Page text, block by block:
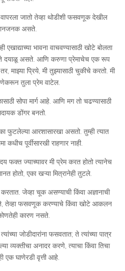
वापरला जातो तेव्हा थोडीशी फसवणूक देखील
असते.
भावना वाचवण्यासाठी खोटे बोलता
दयाळू असते. आणि करुणा प्रेमाचेच एक रूप
माझ्या प्रिये, मी तुझ्यासाठी चुकीचे करतो. मी
तुला प्रेम वाटेल.
सोपा मार्ग आहे. आणि मग तो चढण्यासाठी
डोंगर बनतो.
फुटलेल्या आरशासारखा असतो. तुम्ही त्यात
कधीच पूर्वीसारखी राहणार नाही.
फक्त ज्याच्यावर मी प्रेम करत होतो त्यानेच
होतो, एका खऱ्या मित्रानेही तुटले.
जेव्हा चूक असण्याची किंवा अज्ञानाची
तेव्हा फसवणूक करण्याचे किंवा खोटे आकलन
कारण नसते.
जोडीदारांना फसवतात; ते त्यांच्या पात्र
व्यक्तीचा अनादर करणे, त्याचा किंवा तिचा
एक घाणेरडी वृत्ती आहे.